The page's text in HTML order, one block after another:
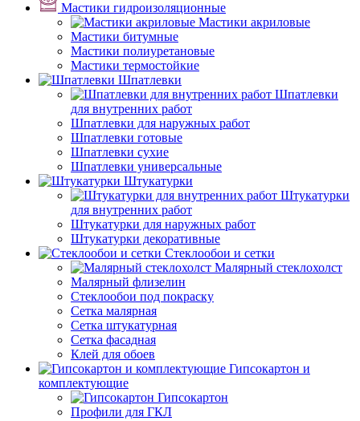
Мастики гидроизоляционные
Мастики акриловые
Мастики битумные
Мастики полиуретановые
Мастики термостойкие
Шпатлевки
Шпатлевки
для внутренних работ
Шпатлевки для наружных работ
Шпатлевки готовые
Шпатлевки сухие
Шпатлевки универсальные
Штукатурки
Штукатурки
для внутренних работ
Штукатурки для наружных работ
Штукатурки декоративные
Стеклообои и сетки
Малярный стеклохолст
Малярный флизелин
Стеклообои под покраску
Сетка малярная
Сетка штукатурная
Сетка фасадная
Клей для обоев
Гипсокартон и
комплектующие
Гипсокартон
Профили для ГКЛ